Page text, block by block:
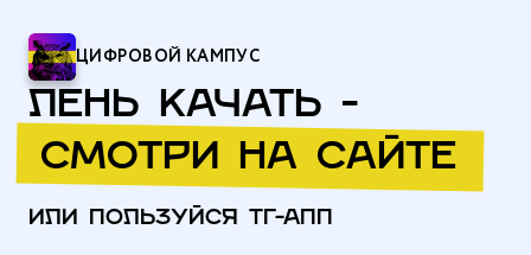
ЦИФРОВОЙ КАМПУС
ЛЕНЬ КАЧАТЬ -
СМОТРИ НА САЙТЕ
ИЛИ ПОЛЬЗУЙСЯ ТГ-АПП